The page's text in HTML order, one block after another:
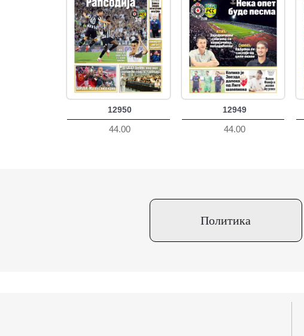
12950
44.00
12949
44.00
Политика